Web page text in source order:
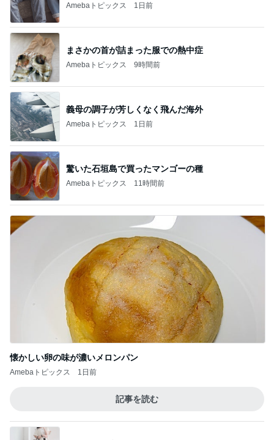
Amebaトピックス 9時間前
義母の調子が芳しくなく飛んだ海外
Amebaトピックス 1日前
驚いた石垣島で買ったマンゴーの種
Amebaトピックス 11時間前
懐かしい卵の味が濃いメロンパン
Amebaトピックス 1日前
記事を読む
Amebaトピックス 1日前